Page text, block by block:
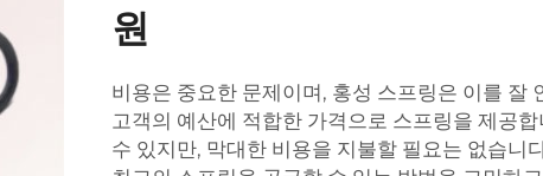
원
비용은 중요한 문제이며, 홍성 스프링은 이를 잘
고객의 예산에 적합한 가격으로 스프링을 제공
수 있지만, 막대한 비용을 지불할 필요는 없습니